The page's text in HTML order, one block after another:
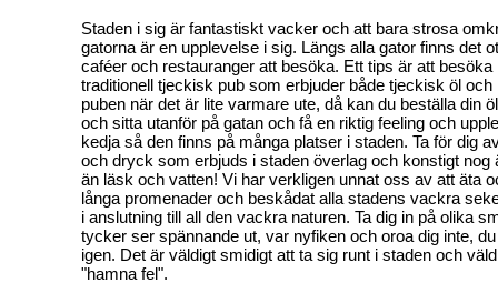
Staden i sig är fantastiskt vacker och att bara strosa
gatorna är en upplevelse i sig. Längs alla gator finns det
caféer och restauranger att besöka. Ett tips är att
traditionell tjeckisk pub som erbjuder både tjeckisk öl
puben när det är lite varmare ute, då kan du beställa din
och sitta utanför på gatan och få en riktig feeling och
kedja så den finns på många platser i staden. Ta för dig
och dryck som erbjuds i staden överlag och konstigt nog
än läsk och vatten! Vi har verkligen unnat oss av att äta
långa promenader och beskådat alla stadens vackra
i anslutning till all den vackra naturen. Ta dig in på olika
tycker ser spännande ut, var nyfiken och oroa dig inte,
igen. Det är väldigt smidigt att ta sig runt i staden och
"hamna fel".